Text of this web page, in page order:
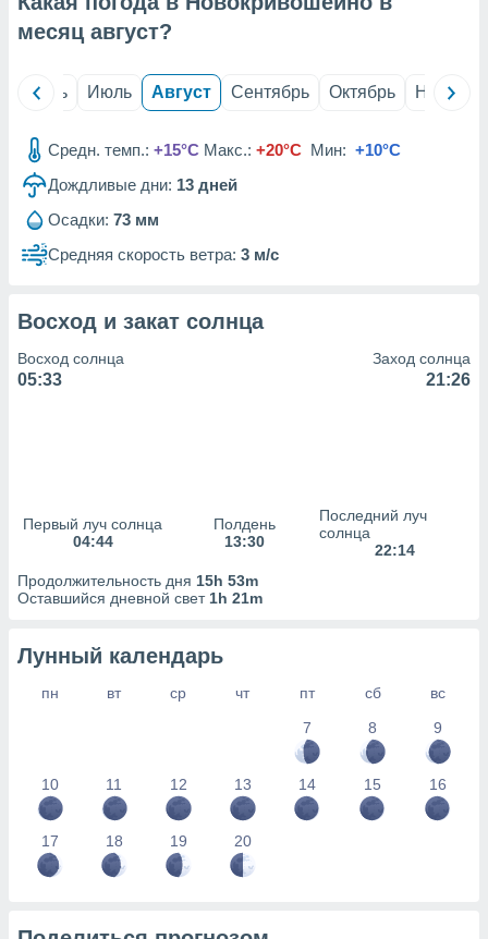
из
данных
наших 1199
месяц август?
Июнь Июль Август Сентябрь Октябрь Ноябрь
Средн. темп.: +15°C Макс.: +20°C Мин: +10°C
Дождливые дни: 13 дней
Осадки: 73 мм
Средняя скорость ветра: 3 м/с
Восход и закат солнца
Восход солнца
05:33
Заход солнца
21:26
Первый луч солнца
04:44
Полдень
13:30
Последний луч
солнца
22:14
Продолжительность дня 15h 53m
Оставшийся дневной свет 1h 21m
Лунный календарь
пн вт ср чт пт сб
вс
7
8 9
10 11 12 13 14 15 16
17 18 19 20